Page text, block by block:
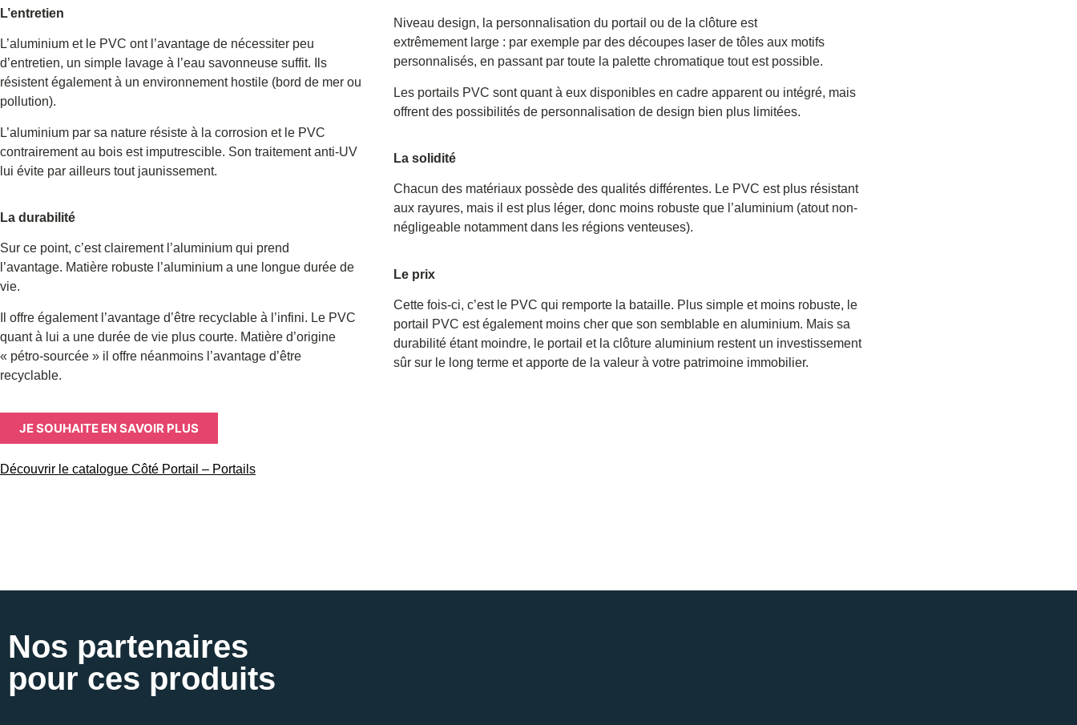
L’entretien
L’aluminium et le PVC ont l’avantage de nécessiter peu
d’entretien, un simple lavage à l’eau savonneuse suffit.
Ils
résistent également à un environnement hostile (bord de mer ou
pollution).
L’aluminium par sa nature résiste à la corrosion et le PVC
contrairement au bois est imputrescible. Son traitement anti-UV
lui évite par ailleurs tout jaunissement.
La durabilité
Sur ce point, c’est clairement l’aluminium qui prend
l’avantage. Matière robuste l’aluminium a une longue durée de
vie.
Il offre également l’avantage d’être recyclable à l’infini. Le PVC
quant à lui a une durée de vie plus courte. Matière d’origine
« pétro-sourcée » il offre néanmoins l’avantage d’être
recyclable.
JE SOUHAITE EN SAVOIR PLUS
Découvrir le catalogue Côté Portail – Portails
Niveau design, la personnalisation du portail ou de la clôture est
extrêmement large : par exemple par des découpes laser de tôles aux motifs
personnalisés, en passant par toute la palette chromatique tout est possible.
Les portails PVC sont quant à eux disponibles en cadre apparent ou intégré, mais
offrent des possibilités de personnalisation de design bien plus limitées.
La solidité
Chacun des matériaux possède des qualités différentes. Le PVC est plus résistant
aux rayures, mais il est plus léger, donc moins robuste que l’aluminium (atout non-
négligeable notamment dans les régions venteuses).
Le prix
Cette fois-ci, c’est le PVC qui remporte la bataille. Plus simple et moins robuste, le
portail PVC est également moins cher que son semblable en aluminium. Mais sa
durabilité étant moindre, le portail et la clôture aluminium restent un investissement
sûr sur le long terme et apporte de la valeur à votre patrimoine immobilier.
Nos partenaires
pour ces produits